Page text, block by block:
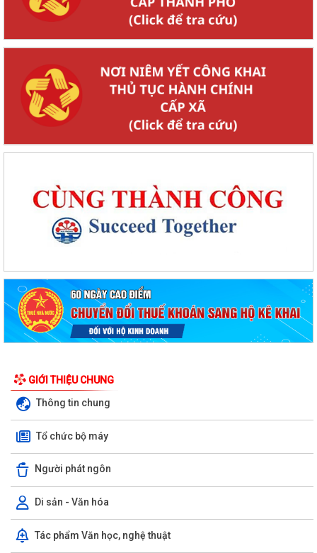
GIỚI THIỆU CHUNG
Thông tin chung
Tổ chức bộ máy
Người phát ngôn
Di sản - Văn hóa
Tác phẩm Văn học, nghệ thuật